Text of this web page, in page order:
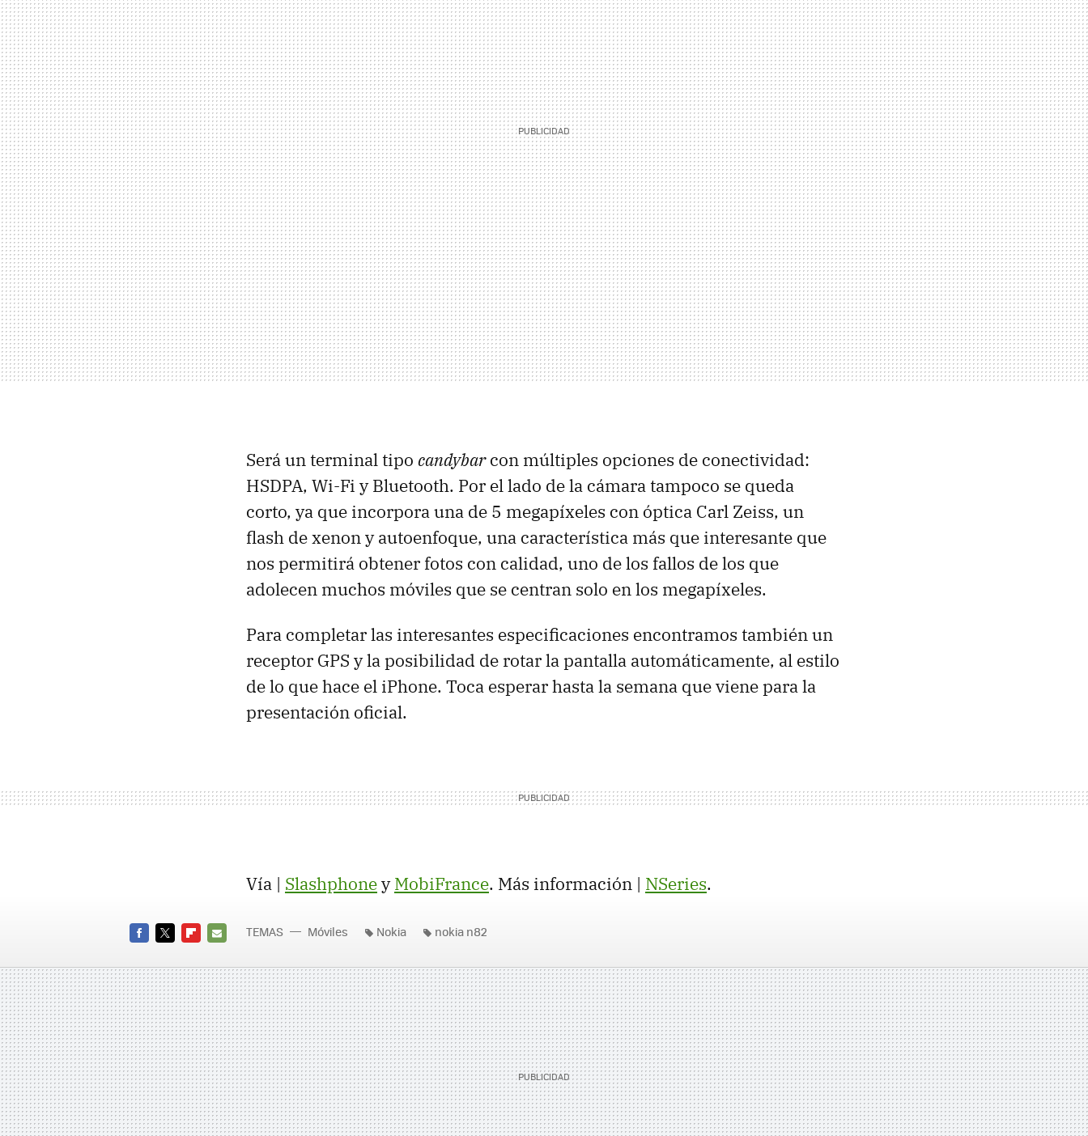
Será un terminal tipo candybarcon múltiples opciones de conectividad:
HSDPA, Wi-Fi y Bluetooth. Por el lado de la cámara tampoco se queda
corto, ya que incorpora una de 5 megapíxeles con óptica Carl Zeiss, un
flash de xenon y autoenfoque, una característica más que interesante que
nos permitirá obtener fotos con calidad, uno de los fallos de los que
adolecen muchos móviles que se centran solo en los megapíxeles.
Para completar las interesantes especificaciones encontramos también un
receptor GPS y la posibilidad de rotar la pantalla automáticamente, al estilo
de lo que hace el iPhone. Toca esperar hasta la semana que viene para la
presentación oficial.
Vía | SlashphoneyMobiFrance. Más información | NSeries.
MAIL
TEMAS Móviles Nokia nokia n82